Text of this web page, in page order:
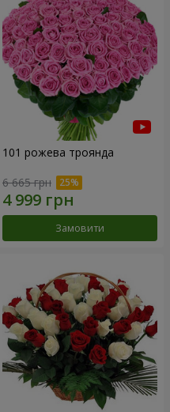
101 рожева троянда
6 665 грн
Замовити